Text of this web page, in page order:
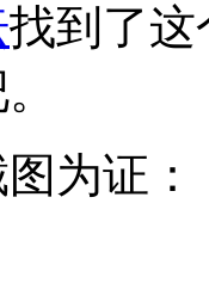
找到了
为证：